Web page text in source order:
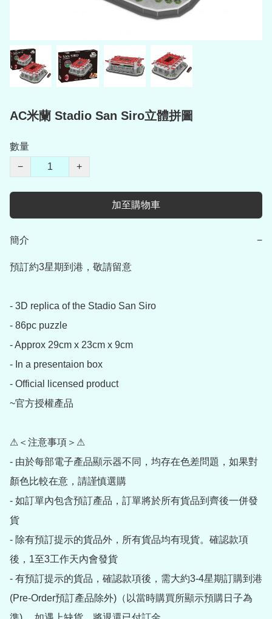
AC米蘭 Stadio San Siro立體拼圖
數量
−
+
加至購物車
簡介 −
預訂約3星期到港，敬請留意
- 3D replica of the Stadio San Siro
- 86pc puzzle
- Approx 29cm x 23cm x 9cm
- In a presentaion box
- Official licensed product
~官方授權產品
⚠＜注意事項＞⚠
- 由於每部電子產品顯示器不同，均存在色差問題，如果對
顏色比較在意，請謹慎選購
- 如訂單內包含預訂產品，訂單將於所有貨品到齊後一併發
貨
- 除有預訂提示的貨品外，所有貨品均有現貨。確認款項
後，1至3工作天內會發貨
- 有預訂提示的貨品，確認款項後，需大約3-4星期訂購到港
(Pre-Order預訂產品除外)（以當時購買所顯示預購日子為